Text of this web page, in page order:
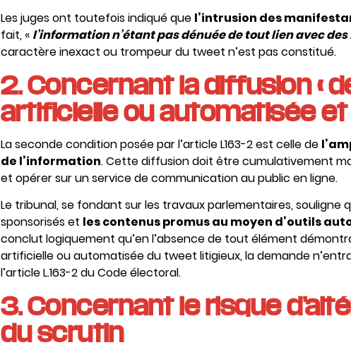
Les juges ont toutefois indiqué que l’intrusion des
fait, « l’information n’étant pas dénuée de tout lien avec
caractère inexact ou trompeur du tweet n’est pas constitué.
2. Concernant la diffusion «
artificielle ou automatisée et
La seconde condition posée par l’article L163-2 est celle de
de l’information. Cette diffusion doit être cumulativement
et opérer sur un service de communication au public en ligne.
Le tribunal, se fondant sur les travaux parlementaires,
sponsorisés et les contenus promus au moyen d’outils
conclut logiquement qu’en l’absence de tout élément
artificielle ou automatisée du tweet litigieux, la demande
l’article L.163-2 du Code électoral.
3. Concernant le risque
du scrutin